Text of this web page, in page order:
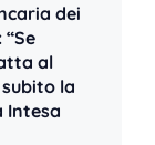
dei
al
la
Intesa